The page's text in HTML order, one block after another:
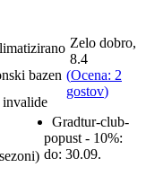
Zelo dobro,
8.4
(Ocena: 2
gostov)
Gradtur-club-
popust - 10%:
do: 30.09.